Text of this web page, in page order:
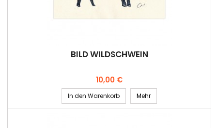
BILD WILDSCHWEIN
Preis
10,00 €
In den Warenkorb Mehr